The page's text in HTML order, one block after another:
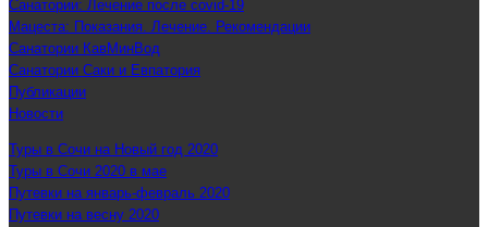
Санатории: Лечение после covid-19
Мацеста: Показания. Лечение. Рекомендации
Санатории КавМинВод
Санатории Саки и Евпатория
Публикации
Новости
Туры в Сочи на Новый год 2020
Туры в Сочи 2020 в мае
Путевки на январь-февраль 2020
Путевки на весну 2020